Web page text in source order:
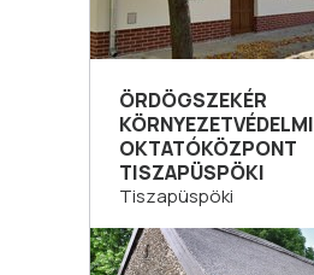
ÖRDÖGSZEKÉR
KÖRNYEZETVÉDELMI
OKTATÓKÖZPONT
TISZAPÜSPÖKI
Tiszapüspöki